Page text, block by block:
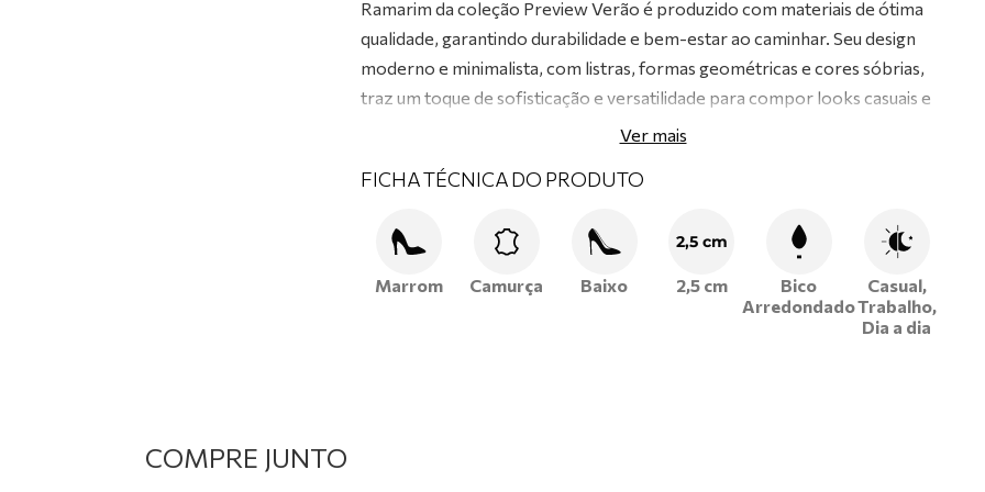
Ramarim da coleção Preview Verão é produzido com materiais de ótima
qualidade, garantindo durabilidade e bem-estar ao caminhar. Seu design
moderno e minimalista, com listras, formas geométricas e cores sóbrias,
traz um toque de sofisticação e versatilidade para compor looks casuais e
Ver mais
FICHA TÉCNICA DO PRODUTO
Marrom Camurça Baixo
2,5 cm
2,5 cm
Bico
Arredondado
Casual,
Trabalho,
Dia a dia
COMPRE JUNTO